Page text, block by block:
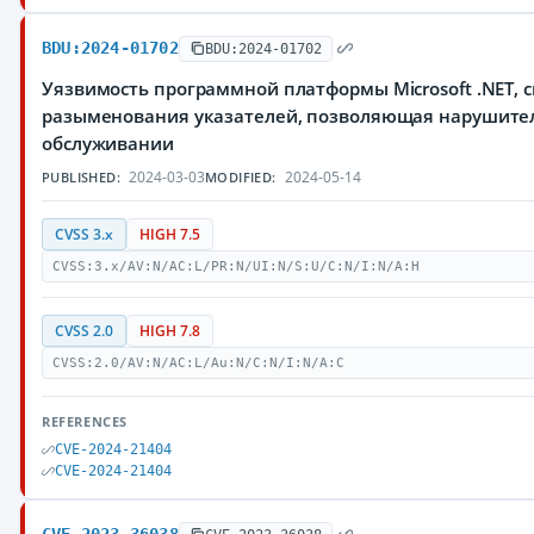
BDU:2024-01702 BDU:2024-01702
Уязвимость программной платформы Microsoft .NET,
разыменования указателей, позволяющая
обслуживании
PUBLISHED: 2024-03-03MODIFIED: 2024-05-14
CVSS 3.x HIGH 7.5
CVSS:3.x/AV:N/AC:L/PR:N/UI:N/S:U/C:N/I:N/A:H
CVSS 2.0 HIGH 7.8
CVSS:2.0/AV:N/AC:L/Au:N/C:N/I:N/A:C
REFERENCES
CVE-2024-21404
CVE-2024-21404